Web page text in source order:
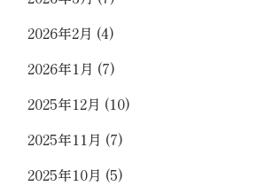
2026年2月 (4)
2026年1月 (7)
2025年12月 (10)
2025年11月 (7)
2025年10月 (5)